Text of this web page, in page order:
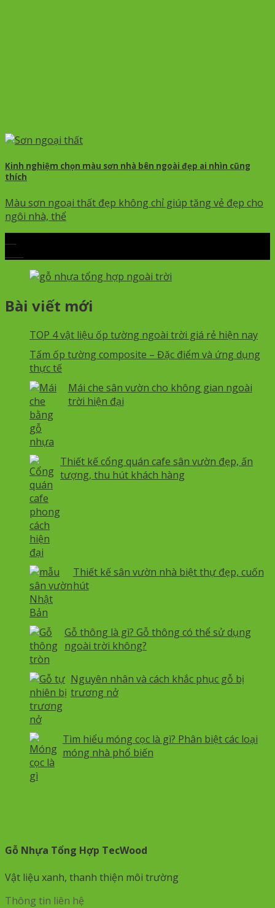
Kinh nghiệm chọn màu sơn nhà bên ngoài đẹp ai nhìn cũng
thích
Màu sơn ngoại thất đẹp không chỉ giúp tăng vẻ đẹp cho
ngôi nhà, thể
Bài viết mới
TOP 4 vật liệu ốp tường ngoài trời giá rẻ hiện nay
Tấm ốp tường composite – Đặc điểm và ứng dụng
thực tế
Mái che sân vườn cho không gian ngoài
trời hiện đại
Thiết kế cổng quán cafe sân vườn đẹp, ấn
tượng, thu hút khách hàng
Thiết kế sân vườn nhà biệt thự đẹp, cuốn
hút
Gỗ thông là gì? Gỗ thông có thể sử dụng
ngoài trời không?
Nguyên nhân và cách khắc phục gỗ bị
trương nở
Tìm hiểu móng cọc là gì? Phân biệt các loại
móng nhà phổ biến
Gỗ Nhựa Tổng Hợp TecWood
Vật liệu xanh, thanh thiện môi trường
Thông tin liên hệ